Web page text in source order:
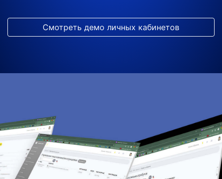
Смотреть демо личных кабинетов